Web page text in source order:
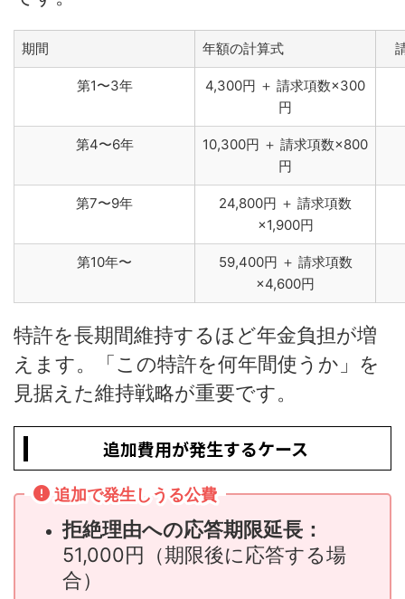
期間 年額の計算式
第1〜3年
4,300円 ＋ 請求項数×300
円
第4〜6年
10,300円 ＋ 請求項数×800
円
第7〜9年
24,800円 ＋ 請求項数
×1,900円
第10年〜
59,400円 ＋ 請求項数
×4,600円
特許を長期間維持するほど年金負担が増
えます。「この特許を何年間使うか」を
見据えた維持戦略が重要です。
追加費用が発生するケース
追加で発生しうる公費
拒絶理由への応答期限延長：
51,000円（期限後に応答する場
合）